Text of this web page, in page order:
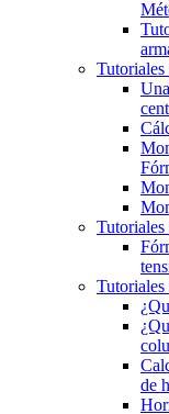
Tutoriales
Tutoriales
de